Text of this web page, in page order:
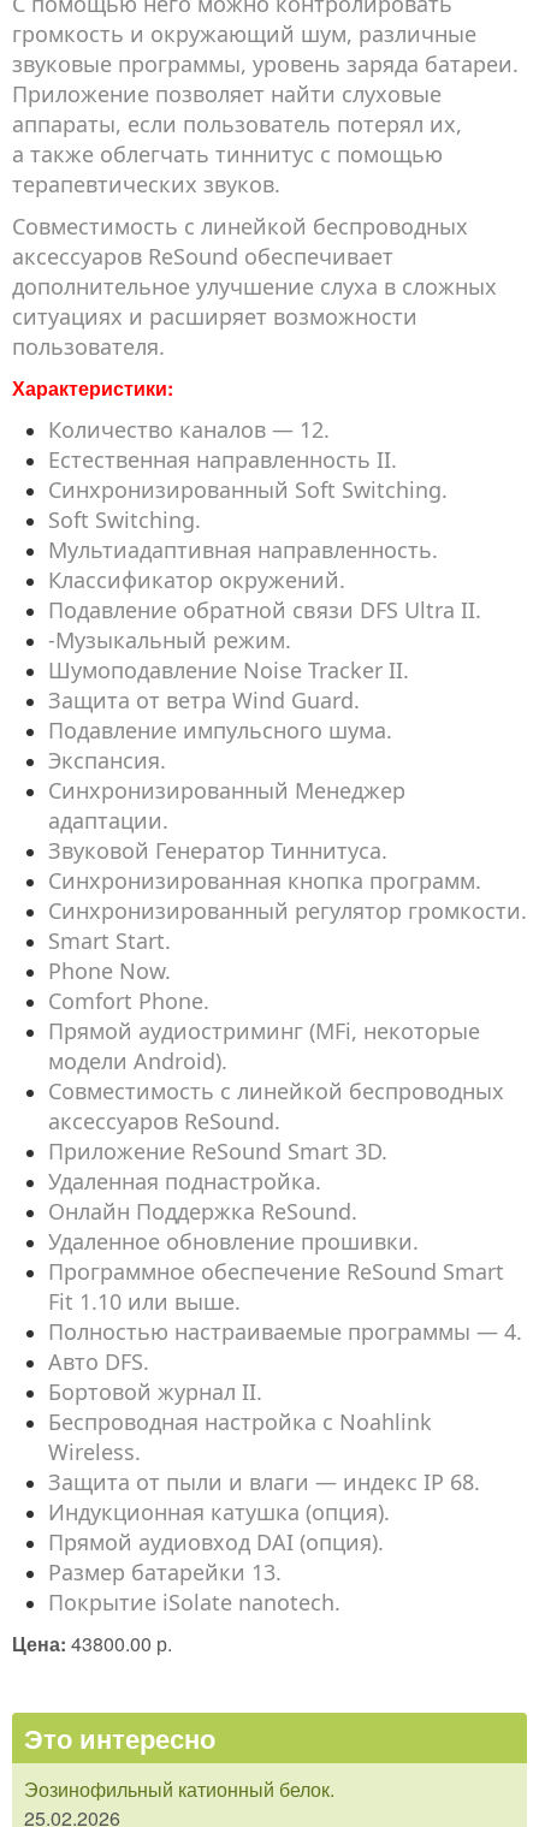
громкость и окружающий шум, различные
звуковые программы, уровень заряда батареи.
Приложение позволяет найти слуховые
аппараты, если пользователь потерял их,
а также облегчать тиннитус с помощью
терапевтических звуков.
Совместимость с линейкой беспроводных
аксессуаров ReSound обеспечивает
дополнительное улучшение слуха в сложных
ситуациях и расширяет возможности
пользователя.
Характеристики:
Количество каналов — 12.
Естественная направленность II.
Синхронизированный Soft Switching.
Soft Switching.
Мультиадаптивная направленность.
Классификатор окружений.
Подавление обратной связи DFS Ultra II.
-Музыкальный режим.
Шумоподавление Noise Tracker II.
Защита от ветра Wind Guard.
Подавление импульсного шума.
Экспансия.
Синхронизированный Менеджер
адаптации.
Звуковой Генератор Тиннитуса.
Синхронизированная кнопка программ.
Синхронизированный регулятор громкости.
Smart Start.
Phone Now.
Comfort Phone.
Прямой аудиостриминг (MFi, некоторые
модели Android).
Совместимость с линейкой беспроводных
аксессуаров ReSound.
Приложение ReSound Smart 3D.
Удаленная поднастройка.
Онлайн Поддержка ReSound.
Удаленное обновление прошивки.
Программное обеспечение ReSound Smart
Fit 1.10 или выше.
Полностью настраиваемые программы — 4.
Авто DFS.
Бортовой журнал II.
Беспроводная настройка с Noahlink
Wireless.
Защита от пыли и влаги — индекс IP 68.
Индукционная катушка (опция).
Прямой аудиовход DAI (опция).
Размер батарейки 13.
Покрытие iSolate nanotech.
Цена: 43800.00 р.
Это интересно
Эозинофильный катионный белок.
25.02.2026